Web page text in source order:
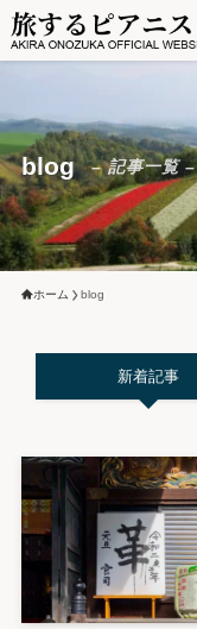
blog – 記事一覧 –
ホーム blog
新着記事